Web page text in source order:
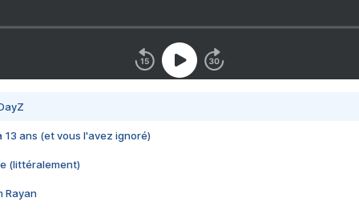
13 ans (et vous l'avez ignoré)
(littéralement)
Rayan